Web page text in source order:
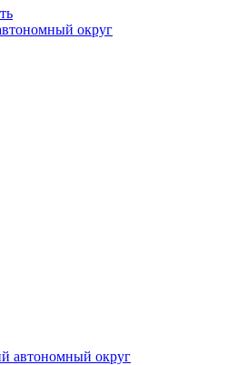
округ
автономный округ